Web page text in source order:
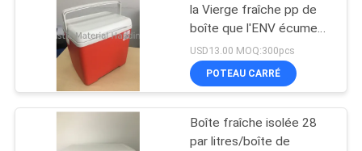
Conteneurs
empilables en
plastique
la Vierge fraîche pp de
boîte que l'ENV écument
pendant 48 heures de
conservation de la
température
USD13.00 MOQ:300pcs
POTEAU CARRÉ
Boîte fraîche isolée 28
par litres/boîte de